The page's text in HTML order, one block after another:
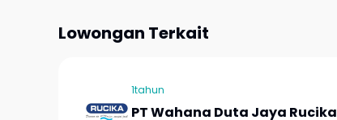
Lowongan Terkait
1tahun
PT Wahana Duta Jaya Rucika